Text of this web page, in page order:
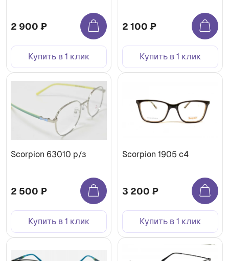
2 900 ₽
Купить в 1 клик
2 100 ₽
Купить в 1 клик
Scorpion 63010 р/з
2 500 ₽
Купить в 1 клик
Scorpion 1905 c4
3 200 ₽
Купить в 1 клик